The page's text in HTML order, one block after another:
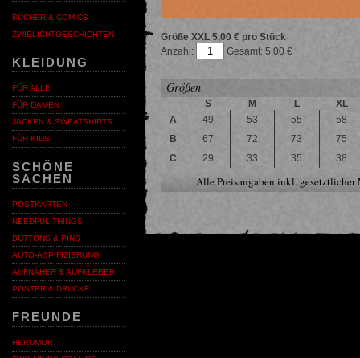
BÜCHER & COMICS
ZWIELICHTGESCHICHTEN
KLEIDUNG
FÜR ALLE
FÜR DAMEN
JACKEN & SWEATSHIRTS
FÜR KIDS
SCHÖNE
SACHEN
POSTKARTEN
NEEDFUL THINGS
BUTTONS & PINS
AUTO-ASPIFIZIERUNG
AUFNÄHER & AUFKLEBER
POSTER & DRUCKE
FREUNDE
HERUMOR
Größe XXL 5,00 € pro Stück
Anzahl:
5,00
Größen
S M L
XL
A
49 53 55
58
B
67 72 73
75
C
29 33 35 38
Alle Preisangaben inkl.